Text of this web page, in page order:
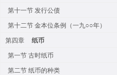
第十一节 发行公债
第十二节 金本位条例（一九○○年）
第四章
纸币
第一节 古时纸币
第二节 纸币的种类